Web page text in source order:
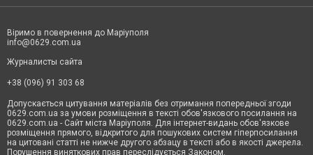
Віримо в повернення до Маріуполя
info@0629.com.ua
Журналисты сайта
+38 (096) 91 303 68
Допускається цитування матеріалів без отримання попередньої згоди
0629.com.ua за умови розміщення в тексті обов'язкового посилання на
0629.com.ua - Сайт міста Маріуполя. Для інтернет-видань обов'язкове
розміщення прямого, відкритого для пошукових систем гіперпосилання
на цитовані статті не нижче другого абзацу в тексті або в якості джерела.
Порушення виняткових прав переслідується Законом.